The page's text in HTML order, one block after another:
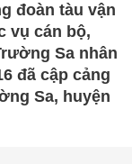
đoàn tàu vận
vụ cán bộ,
Sa nhân
đã cập cảng
Sa, huyện